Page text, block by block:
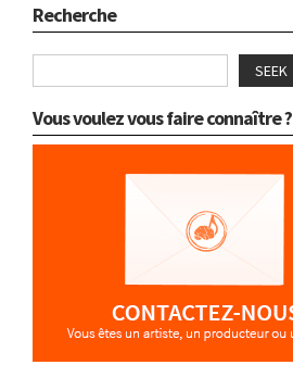
Recherche
SEEK
Vous voulez vous faire connaître ?